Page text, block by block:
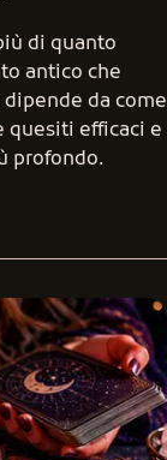
di quanto
antico che
da come
quesiti efficaci e
profondo.